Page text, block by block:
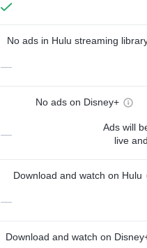
No ads in Hulu streaming
—
No ads on Disney+
—
Ads will
live
Download and watch on Hulu
—
Download and watch on